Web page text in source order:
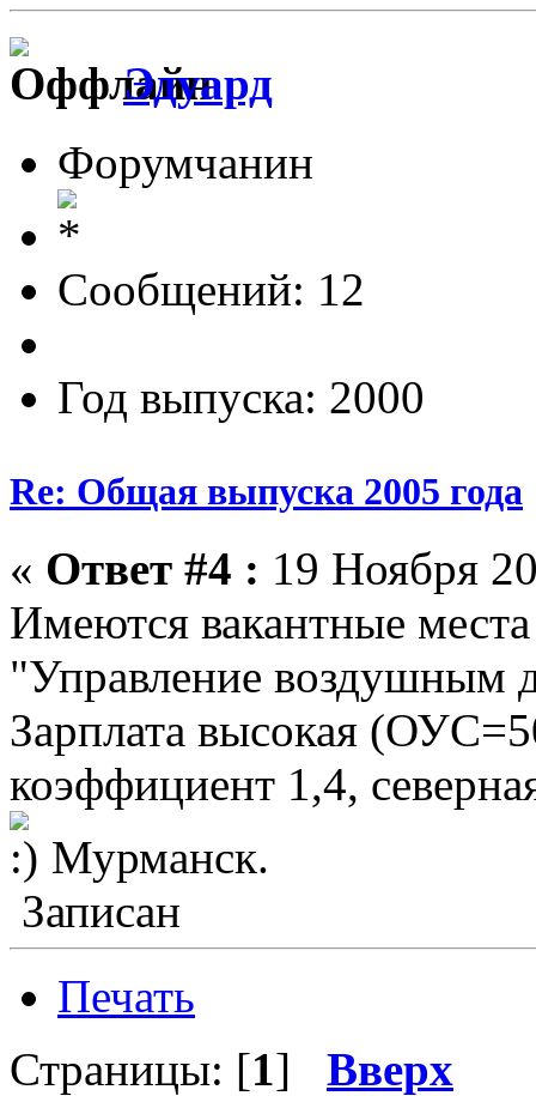
Эдуард
Форумчанин
Сообщений: 12
Год выпуска: 2000
Re: Общая выпуска 2005 года
« Ответ #4 : 19 Ноября
Имеются вакантные
"Управление воздушным
Зарплата высокая
коэффициент 1,4,
Мурманск.
Записан
Печать
Страницы: [1] Вверх